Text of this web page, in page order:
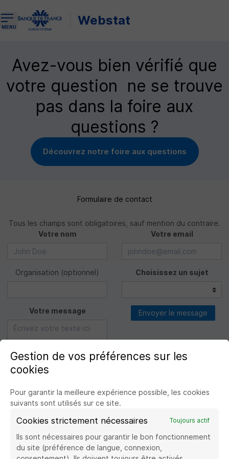
Ouvrir le menu de navigation
MENU Webstat
Avez-vous bien vérifié que
votre question ne se trouve
pas dans la foire aux
questions ?
Découvrez notre foire aux questions
Formulaire de contact
Tous les champs sont obligatoires, sauf mention du contraire.
Votre nom
Votre email
Organisation (optionnel) Choisissez un sujet
Votre message Envoyer le message
Gestion de vos préférences sur les
cookies
Pour garantir la meilleure expérience possible, les cookies
suivants sont utilisés sur ce site.
Cookies strictement nécessaires Toujours actif
Ils sont nécessaires pour garantir le bon fonctionnement
du site (préférence de langue, connexion,